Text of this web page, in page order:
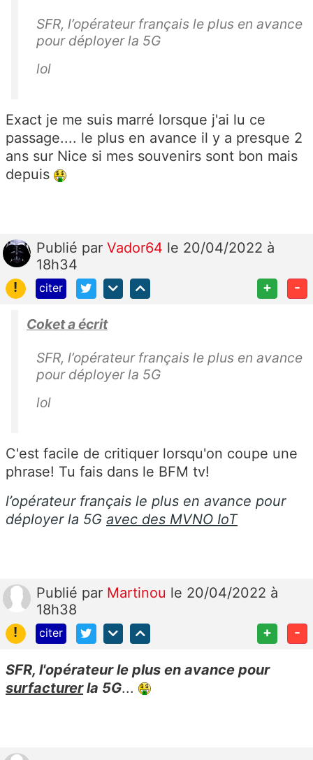
SFR, l’opérateur français le plus en avance
pour déployer la 5G
lol
Exact je me suis marré lorsque j'ai lu ce
passage.... le plus en avance il y a presque 2
ans sur Nice si mes souvenirs sont bon mais
depuis
Publié par Vador64 le 20/04/2022 à
18h34
!
citer + -
Coket a écrit
SFR, l’opérateur français le plus en avance
pour déployer la 5G
lol
C'est facile de critiquer lorsqu'on coupe une
phrase! Tu fais dans le BFM tv!
l’opérateur français le plus en avance pour
déployer la 5G avec des MVNO IoT
Publié par Martinou le 20/04/2022 à
18h38
!
citer + -
SFR, l'opérateur le plus en avance pour
surfacturerla 5G...